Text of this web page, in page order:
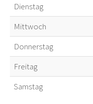
Dienstag
Mittwoch
Donnerstag
Freitag
Samstag